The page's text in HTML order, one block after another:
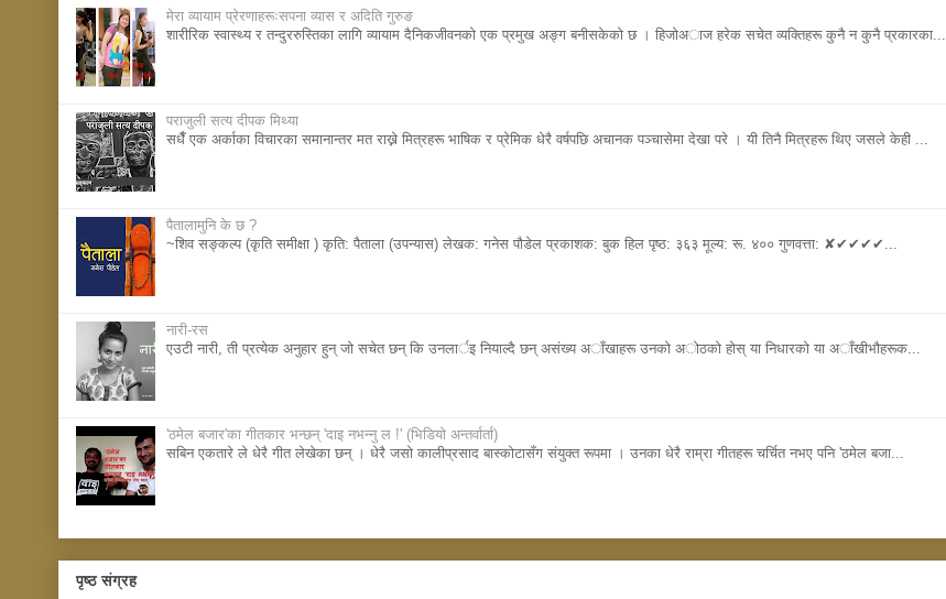
मेरा व्यायाम प्रेरणाहरूःसपना व्यास र अदिति गुरुङ
शारीरिक स्वास्थ्य र तन्दुररुस्तिका लागि व्यायाम दैनिकजीवनकाे एक प्रमुख अङ्ग बनीसकेकाे छ । हिजाेअाज हरेक सचेत व्यक्तिहरू कुनै न कुनै प्रकारका...
पराजुली सत्य दीपक मिथ्या
सधैँ एक अर्काका विचारका समानान्तर मत राख्ने मित्रहरू भाषिक र प्रेमिक धेरै वर्षपछि अचानक पञ्चासेमा देखा परे । यी तिनै मित्रहरू थिए जसले केही ...
पैतालामुनि के छ ?
~शिव सङ्कल्प (कृति समीक्षा ) कृति: पैताला (उपन्यास) लेखक: गनेस पौडेल प्रकाशक: बुक हिल पृष्ठ: ३६३ मूल्य: रू. ४०० गुणवत्ता: ✘✔✔✔✔...
नारी-रस
एउटी नारी, ती प्रत्येक अनुहार हुन् जाे सचेत छन् कि उनलार्इ नियाल्दै छन् असंख्य अाँखाहरू उनकाे अाेठकाे हाेस् या निधारकाे या अाँखीभाैहरूक...
'ठमेल बजार'का गीतकार भन्छन् 'दाइ नभन्नु ल !' (भिडियाे अन्तर्वार्ता)
सबिन एकतारे ले धेरै गीत लेखेका छन् । धेरै जसाे कालीप्रसाद बास्काेटासँग संयुक्त रूपमा । उनका धेरै राम्रा गीतहरू चर्चित नभए पनि 'ठमेल बजा...
पृष्ठ संग्रह